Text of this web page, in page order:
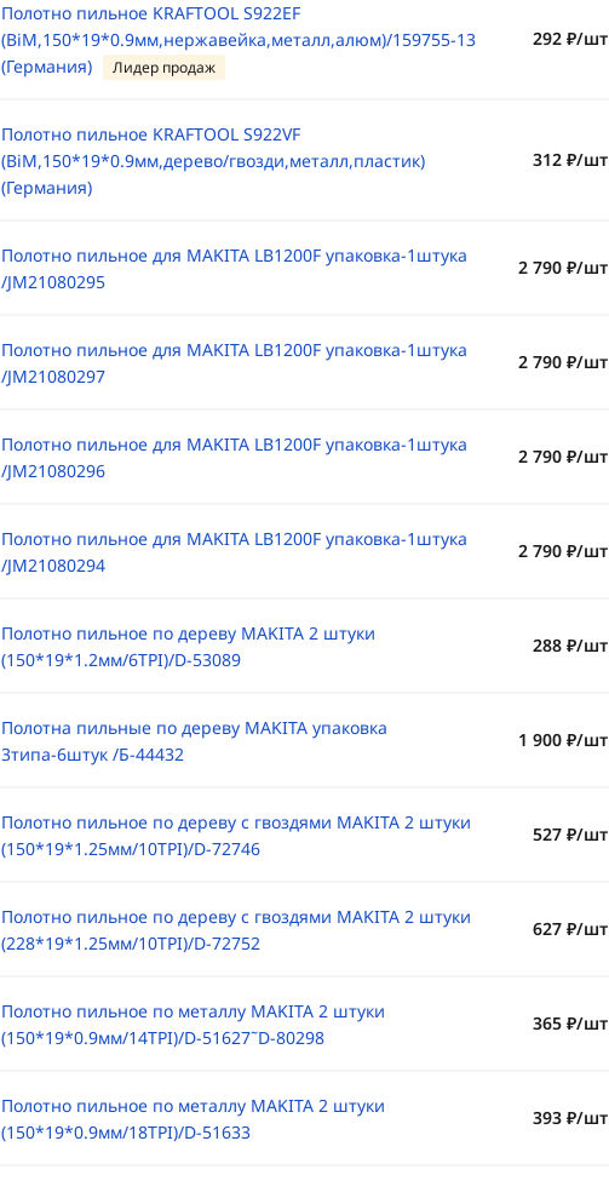
Полотно пильное KRAFTOOL S922EF
(BiM,150*19*0.9мм,нержавейка,металл,алюм)/159755-13
(Германия)
Лидер продаж
292 ₽/шт
Полотно пильное KRAFTOOL S922VF
(BiM,150*19*0.9мм,дерево/гвозди,металл,пластик)
(Германия)
312 ₽/шт
Полотно пильное для MAKITA LB1200F упаковка-1штука
/JM21080295
2 790 ₽/шт
Полотно пильное для MAKITA LB1200F упаковка-1штука
/JM21080297
2 790 ₽/шт
Полотно пильное для MAKITA LB1200F упаковка-1штука
/JM21080296
2 790 ₽/шт
Полотно пильное для MAKITA LB1200F упаковка-1штука
/JM21080294
2 790 ₽/шт
Полотно пильное по дереву MAKITA 2 штуки
(150*19*1.2мм/6TPI)/D-53089
288 ₽/шт
Полотна пильные по дереву MAKITA упаковка
3типа-6штук /Б-44432
1 900 ₽/шт
Полотно пильное по дереву с гвоздями MAKITA 2 штуки
(150*19*1.25мм/10TPI)/D-72746
527 ₽/шт
Полотно пильное по дереву с гвоздями MAKITA 2 штуки
(228*19*1.25мм/10TPI)/D-72752
627 ₽/шт
Полотно пильное по металлу MAKITA 2 штуки
(150*19*0.9мм/14TPI)/D-51627˜D-80298
365 ₽/шт
Полотно пильное по металлу MAKITA 2 штуки
(150*19*0.9мм/18TPI)/D-51633
393 ₽/шт